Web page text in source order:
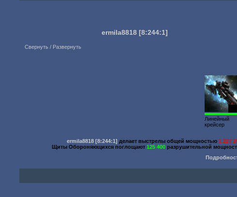
ermila8818 [8:244:1]
Свернуть / Развернуть
Линейный
крейсер
ermila8818 [8:244:1] делает выстрелы общей мощностью1 227
Щиты Обороняющихся поглощают125 400 разрушительной